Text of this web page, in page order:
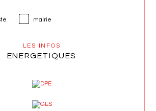
mairie
LES INFOS
ENERGETIQUES